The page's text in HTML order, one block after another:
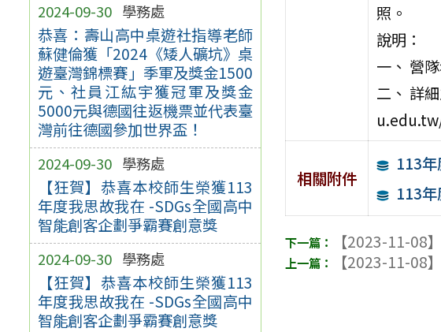
2024-09-30 學務處
恭喜：壽山高中桌遊社指導老師
蘇健倫獲「2024《矮人礦坑》桌
遊臺灣錦標賽」季軍及獎金1500
元、社員江紘宇獲冠軍及獎金
5000元與德國往返機票並代表臺
灣前往德國參加世界盃！
2024-09-30 學務處
【狂賀】恭喜本校師生榮獲113
年度我思故我在 -SDGs全國高中
智能創客企劃爭霸賽創意獎
2024-09-30 學務處
【狂賀】恭喜本校師生榮獲113
年度我思故我在 -SDGs全國高中
智能創客企劃爭霸賽創意獎
照。
說明：
一、 營
二、 詳
相關附件
113
113
【2023-11-08】
【2023-11-08